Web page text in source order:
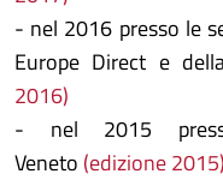
- nel 2016 presso le
Europe Direct e
2016)
- nel 2015
Veneto (edizione 2015)